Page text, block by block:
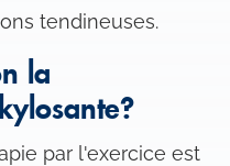
tendineuses.
la
par l'exercice est